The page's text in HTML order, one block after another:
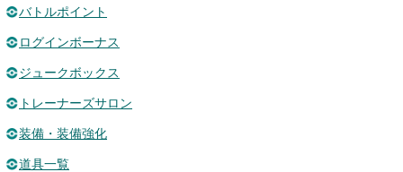
バトルポイント
ログインボーナス
ジュークボックス
トレーナーズサロン
装備・装備強化
道具一覧